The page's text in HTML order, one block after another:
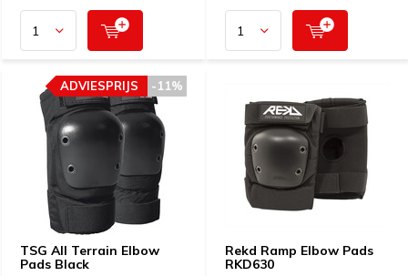
TSG All Terrain Elbow
Pads Black
-11%
ADVIESPRIJS
Rekd Ramp Elbow Pads
RKD630